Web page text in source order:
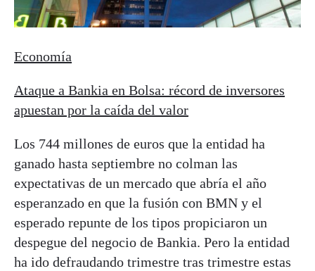
Economía
Ataque a Bankia en Bolsa: récord de inversores
apuestan por la caída del valor
Los 744 millones de euros que la entidad ha
ganado hasta septiembre no colman las
expectativas de un mercado que abría el año
esperanzado en que la fusión con BMN y el
esperado repunte de los tipos propiciaron un
despegue del negocio de Bankia. Pero la entidad
ha ido defraudando trimestre tras trimestre estas